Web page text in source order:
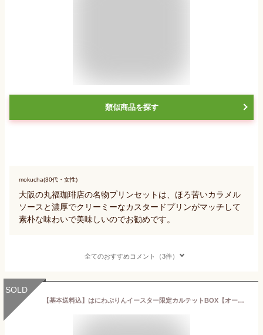
類似商品を探す
mokucha(30代・女性)
大阪の丸福珈琲店の名物プリンセットは、ほろ苦いカラメル
ソースと濃厚でクリーミーなカスタードプリンがマッチして
素朴な味わいで美味しいのでお勧めです。
全てのおすすめコメント（3件）
SOLD
【基本送料込】はにわぷりんイースター限定カルテットBOX【オーナメントチョコ付カスタード・いちごジュレ・パンプキン・ほうじ茶】4個入り 食べ比べ スイーツ 卒業 入学 プリン イースター プレゼント 大阪土産 贈答 お祝い 内祝 お礼 かわいい ふわとろ 変わった